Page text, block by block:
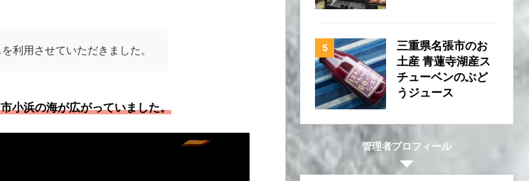
利用させていただきました。
小浜の海が広がっていました。
三重県名張市のお
土産 青蓮寺湖産ス
チューベンのぶど
うジュース
管理者プロフィール